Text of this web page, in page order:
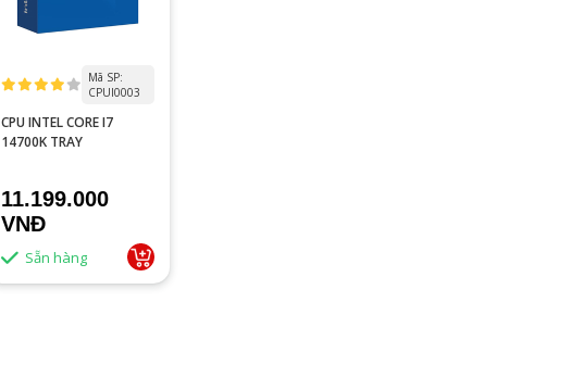
Mã SP:
CPUI0003
CPU INTEL CORE I7
14700K TRAY
11.199.000
VNĐ
Sẵn hàng